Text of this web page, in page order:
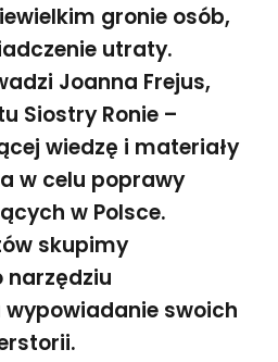
gronie osób,
utraty.
Joanna Frejus,
Siostry Ronie –
wiedzę i materiały
w celu poprawy
w Polsce.
skupimy
narzędziu
swoich